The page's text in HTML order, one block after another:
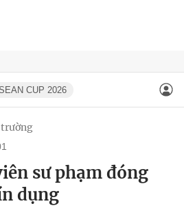
CUP 2026
sư phạm đóng
dụng